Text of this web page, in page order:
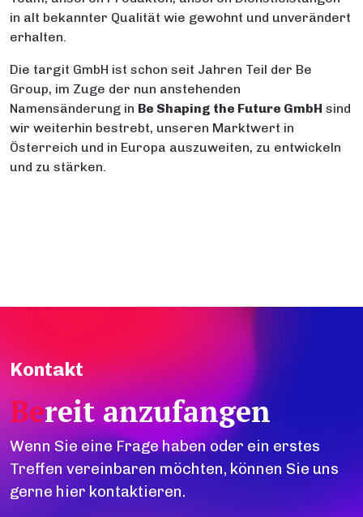
in alt bekannter Qualität wie gewohnt und unverändert
erhalten.
Die targit GmbH ist schon seit Jahren Teil der Be
Group, im Zuge der nun anstehenden
Namensänderung in Be Shaping the Future GmbH sind
wir weiterhin bestrebt, unseren Marktwert in
Österreich und in Europa auszuweiten, zu entwickeln
und zu stärken.
Kontakt
Bereit anzufangen
Wenn Sie eine Frage haben oder ein erstes
Treffen vereinbaren möchten, können Sie uns
gerne hier kontaktieren.